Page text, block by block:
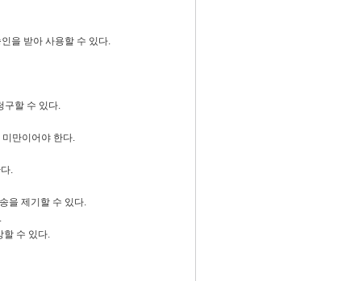
을 받아 사용할 수 있다.
구할 수 있다.
만이어야 한다.
.
을 제기할 수 있다.
할 수 있다.